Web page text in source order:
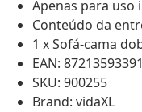
Apenas para uso
Conteúdo da
1 x Sofá-cama
EAN:
SKU: 900255
Brand: vidaXL